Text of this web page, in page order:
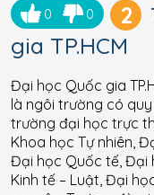
0 0 2
gia TP.HCM
Đại học Quốc gia
là ngôi trường có quy
trường đại học trực
Khoa học Tự nhiên,
Đại học Quốc tế, Đại
Kinh tế – Luật, Đại